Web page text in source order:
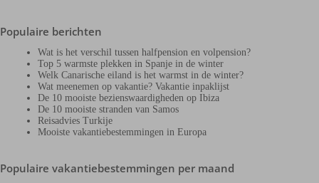
Populaire berichten
Wat is het verschil tussen halfpension en volpension?
Top 5 warmste plekken in Spanje in de winter
Welk Canarische eiland is het warmst in de winter?
Wat meenemen op vakantie? Vakantie inpaklijst
De 10 mooiste bezienswaardigheden op Ibiza
De 10 mooiste stranden van Samos
Reisadvies Turkije
Mooiste vakantiebestemmingen in Europa
Populaire vakantiebestemmingen per maand